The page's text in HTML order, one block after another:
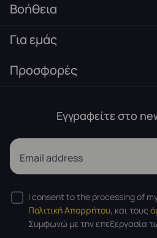
Βοήθεια
Για εμάς
Προσφορές
Εγγραφείτε στο
Email address
I consent to the processing of
Πολιτική Απορρήτου, και τους
Συμφωνώ με την επεξεργασία